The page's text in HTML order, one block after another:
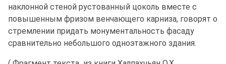
наклонной стеной рустованный цоколь вместе с
повышенным фризом венчающего карниза, говорят о
стремлении придать монументальность фасаду
сравнительно небольшого одноэтажного здания.